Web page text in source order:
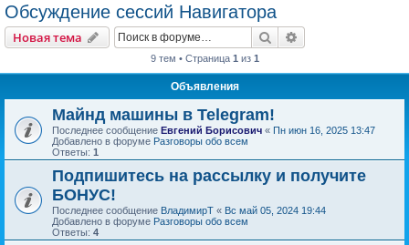
Обсуждение сессий Навигатора
Новая тема Поиск
9 тем • Страница 1 из 1
Объявления
Майнд машины в Telegram!
Последнее сообщение Евгений Борисович « Пн июн 16, 2025 13:47
Добавлено в форуме Разговоры обо всем
Ответы: 1
Подпишитесь на рассылку и получите
БОНУС!
Последнее сообщение ВладимирТ « Вс май 05, 2024 19:44
Добавлено в форуме Разговоры обо всем
Ответы: 4